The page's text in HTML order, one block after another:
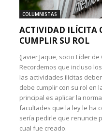
COLUMNISTAS
ACTIVIDAD ILÍCITA
CUMPLIR SU ROL
(Javier Jaque, socio Líder
Recordemos que incluso
las actividades ilícitas
debe cumplir con su rol en
principal es aplicar la
facultades que la ley le ha
sería pedirle que renuncie
cual fue creado.